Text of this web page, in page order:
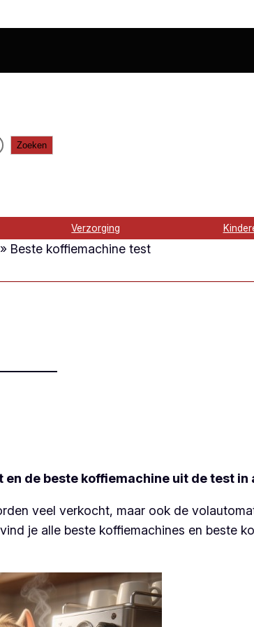
Zoeken
Verzorging
» Beste koffiemachine test
de beste koffiemachine uit de test in
veel verkocht, maar ook de
je alle beste koffiemachines en beste